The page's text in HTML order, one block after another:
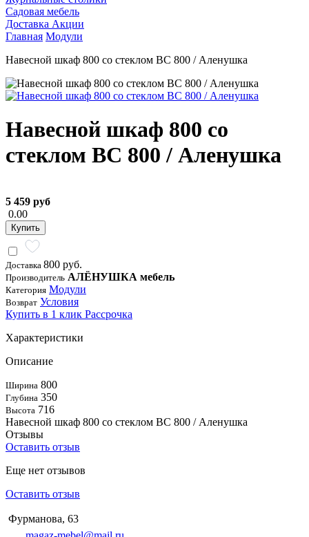
Садовая мебель
Доставка Акции
Главная Модули
Навесной шкаф 800 со стеклом ВС 800 / Аленушка
Навесной шкаф 800 со
стеклом ВС 800 / Аленушка
5 459 руб
0.00
Купить
Доставка 800 руб.
Производитель АЛЁНУШКА мебель
Категория Модули
Возврат Условия
Купить в 1 клик Рассрочка
Характеристики
Описание
Ширина 800
Глубина 350
Высота 716
Навесной шкаф 800 со стеклом ВС 800 / Аленушка
Отзывы
Оставить отзыв
Еще нет отзывов
Оставить отзыв
Фурманова, 63